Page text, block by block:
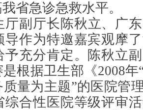
省急诊急救水平。
厅副厅长陈秋立、广
导作为特邀嘉宾观摩
予充分肯定。陈秋立
根据卫生部《2008
量为主题”的医院管
综合性医院等级评审